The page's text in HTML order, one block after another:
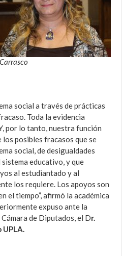
social a través de prácticas
Toda la evidencia
por lo tanto, nuestra función
posibles fracasos que se
social, de desigualdades
educativo, y que
al estudiantado y al
los requiere. Los apoyos son
el tiempo”, afirmó la académica
expuso ante la
de Diputados, el Dr.
UPLA.